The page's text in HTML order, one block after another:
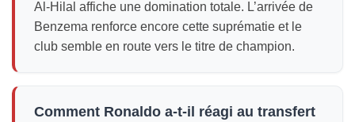
Al-Hilal affiche une domination totale. L’arrivée de
Benzema renforce encore cette suprématie et le
club semble en route vers le titre de champion.
Comment Ronaldo a-t-il réagi au transfert